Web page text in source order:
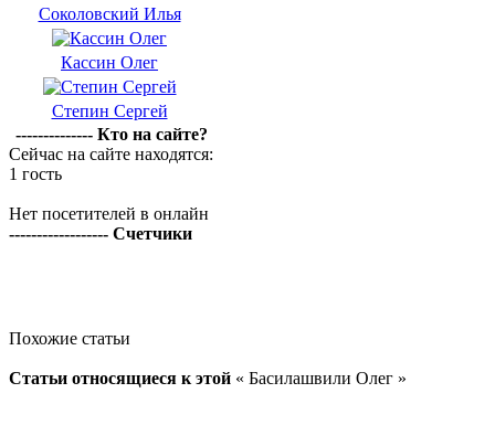
Соколовский Илья
Кассин Олег
Степин Сергей
-------------- Кто на сайте?
Сейчас на сайте находятся:
1 гость
Нет посетителей в онлайн
------------------ Счетчики
Похожие статьи
Статьи относящиеся к этой « Басилашвили Олег »